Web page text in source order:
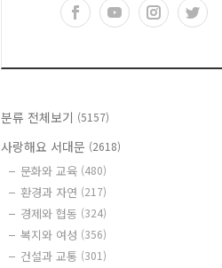
분류 전체보기 (5157)
사랑해요 서대문 (2618)
문화와 교육 (480)
환경과 자연 (217)
경제와 협동 (324)
복지와 여성 (356)
건설과 교통 (301)